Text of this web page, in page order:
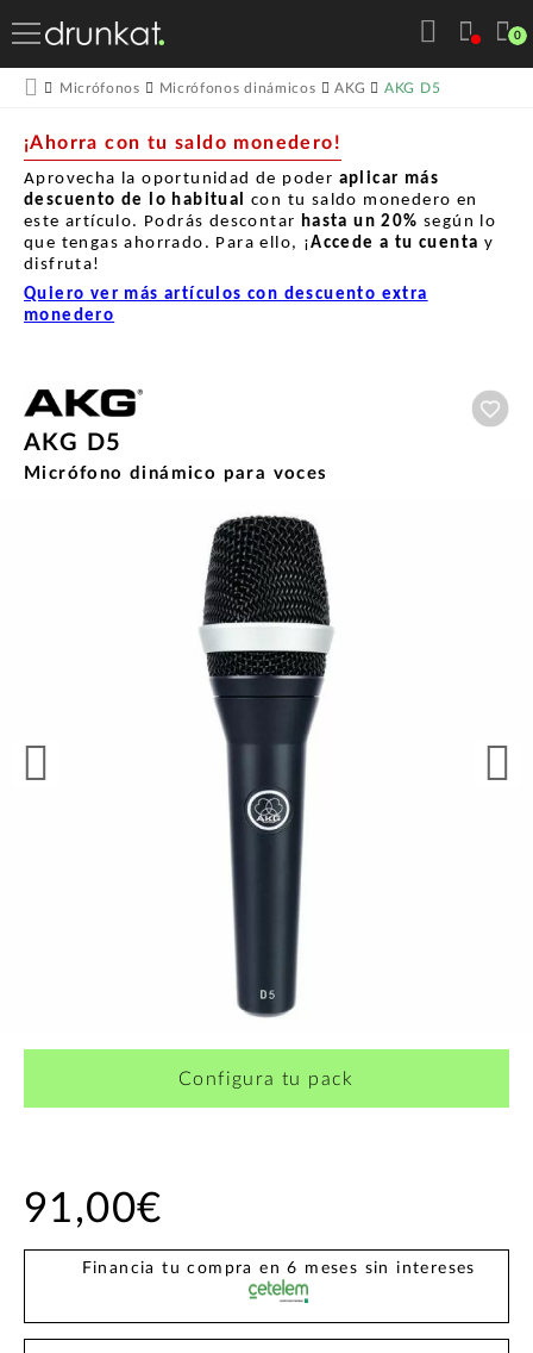
0
Micrófonos Micrófonos dinámicos AKG AKG D5
¡Ahorra con tu saldo monedero!
Aprovecha la oportunidad de poder aplicar más
descuento de lo habitual con tu saldo monedero en
este artículo. Podrás descontar hasta un 20% según lo
que tengas ahorrado. Para ello, ¡Accede a tu cuenta y
disfruta!
Quiero ver más artículos con descuento extra
monedero
AKG D5
Micrófono dinámico para voces
¿Quieres crearte tu propio pack?
Configura tu pack
91,00€
Financia tu compra en 6 meses sin intereses